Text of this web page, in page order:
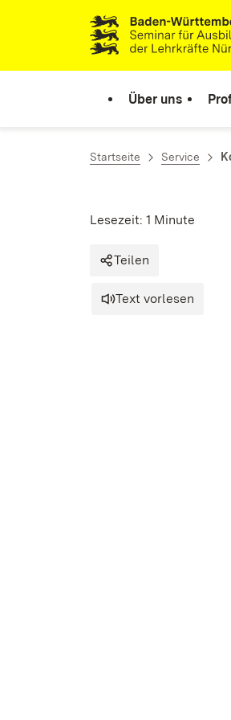
Zum Inhalt springen
Link zur Startseite
Über uns
Startseite Service
Lesezeit: 1 Minute
Teilen
Text vorlesen